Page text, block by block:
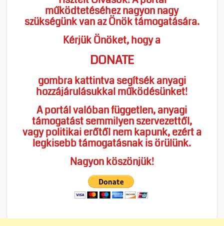
működtetéséhez nagyon nagy
szükségünk van az Önök támogatására.
Kérjük Önöket, hogy a
DONATE
gombra kattintva segítsék anyagi
hozzájárulásukkal működésünket!
A portál valóban független, anyagi
támogatást semmilyen szervezettől,
vagy politikai erőtől nem kapunk, ezért a
legkisebb támogatásnak is örülünk.
Nagyon köszönjük!